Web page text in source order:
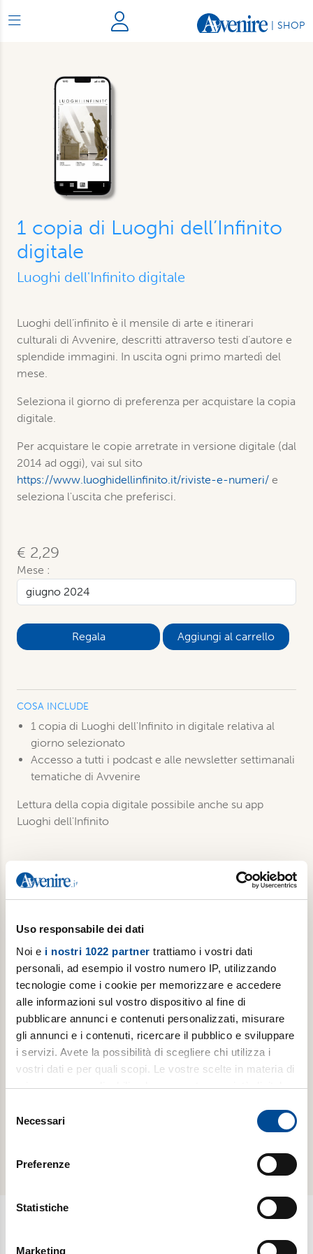
Uso responsabile dei dati
Noi e i nostri 1022 partner trattiamo i vostri dati
personali, ad esempio il vostro numero IP, utilizzando
tecnologie come i cookie per memorizzare e accedere
alle informazioni sul vostro dispositivo al fine di
pubblicare annunci e contenuti personalizzati, misurare
gli annunci e i contenuti, ricercare il pubblico e sviluppare
i servizi. Avete la possibilità di scegliere chi utilizza i
vostri dati e per quali scopi. Le vostre scelte in materia di
privacy sono applicabili solo su questa proprietà digitale
modificare o revocare il proprio consenso in qualsiasi
momento dalla Dichiarazione sui cookie o facendo clic
raccogliere informazioni sulla tua posizione
geografica, con un'approssimazione di qualche
delNecessari
Preferenze
Statistiche
Marketing
SHOP
1 copia di Luoghi dell’Infinito
digitale
Luoghi dell'Infinito digitale
Luoghi dell’infinito è il mensile di arte e itinerari
culturali di Avvenire, descritti attraverso testi d’autore e
splendide immagini. In uscita ogni primo martedì del
mese.
Seleziona il giorno di preferenza per acquistare la copia
digitale.
Per acquistare le copie arretrate in versione digitale (dal
2014 ad oggi), vai sul sito
https://www.luoghidellinfinito.it/riviste-e-numeri/ e
seleziona l'uscita che preferisci.
€ 2,29
Mese :
Aggiungi al carrello
COSA INCLUDE
1 copia di Luoghi dell'Infinito in digitale relativa al
giorno selezionato
Accesso a tutti i podcast e alle newsletter settimanali
tematiche di Avvenire
Lettura della copia digitale possibile anche su app
Luoghi dell'Infinito
Prodotti correlati
ABBONAMENTI -
LUOGHI
DELL'INFINITO
Abbonamento
annuale
cartaceo
più
ABBONAMENTI -
LUOGHI
DELL'INFINITO
Abbonamento
annuale
digitale
Newsletter